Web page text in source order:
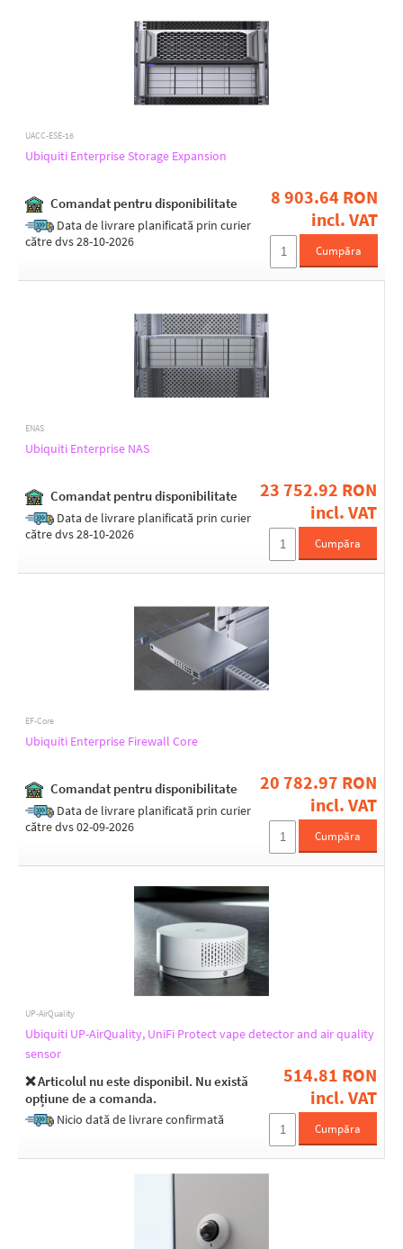
UACC-ESE-16
Ubiquiti Enterprise Storage Expansion
Comandat pentru disponibilitate
Data de livrare planificată prin curier
către dvs 28-10-2026
8 903.64 RON
incl. VAT
Cumpăra
ENAS
Ubiquiti Enterprise NAS
Comandat pentru disponibilitate
Data de livrare planificată prin curier
către dvs 28-10-2026
23 752.92 RON
incl. VAT
Cumpăra
EF-Core
Ubiquiti Enterprise Firewall Core
Comandat pentru disponibilitate
Data de livrare planificată prin curier
către dvs 02-09-2026
20 782.97 RON
incl. VAT
Cumpăra
UP-AirQuality
Ubiquiti UP-AirQuality, UniFi Protect vape detector and air quality
sensor
❌ Articolul nu este disponibil. Nu există
opțiune de a comanda.
Nicio dată de livrare confirmată
514.81 RON
incl. VAT
Cumpăra